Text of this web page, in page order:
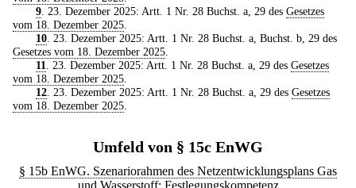
9. 23. Dezember 2025: Artt. 1 Nr. 28 Buchst. a, 29 des Gesetzes
vom 18. Dezember 2025
10. 23. Dezember 2025: Artt. 1 Nr. 28 Buchst. a, Buchst. b, 29 des
Gesetzes vom 18. Dezember 2025
11
. 23. Dezember 2025: Artt. 1 Nr. 28 Buchst. a, 29 des Gesetzes
vom 18. Dezember 2025
12. 23. Dezember 2025: Artt. 1 Nr. 28 Buchst. a, 29 des Gesetzes
vom 18. Dezember 2025
Umfeld von § 15c EnWG
§ 15b EnWG. Szenariorahmen des Netzentwicklungsplans Gas
und Wasserstoff; Festlegungskompetenz